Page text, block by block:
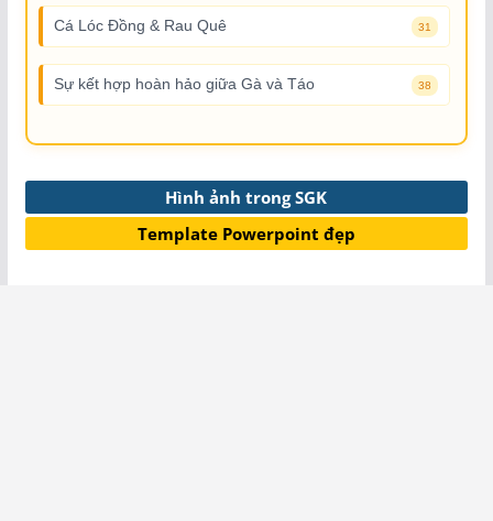
Cá Lóc Đồng & Rau Quê 31
Sự kết hợp hoàn hảo giữa Gà và Táo 38
Hình ảnh trong SGK
Template Powerpoint đẹp